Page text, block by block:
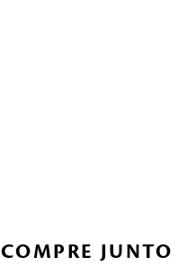
COMPRE JUNTO